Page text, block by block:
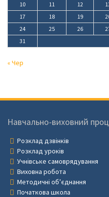
10
11 12
17
18 19
24
25 26
31
« Чер
Навчально-виховний
Розклад дзвінків
Розклад уроків
Учнівське самоврядування
Виховна робота
Методичні об’єднання
Початкова школа